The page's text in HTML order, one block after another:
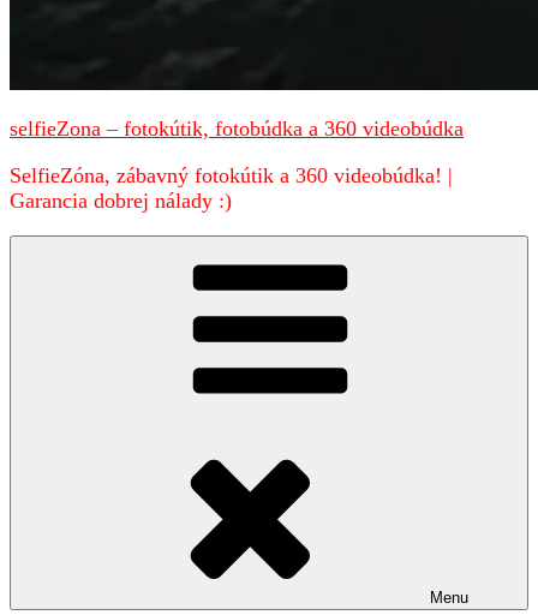
selfieZona – fotokútik, fotobúdka a 360 videobúdka
SelfieZóna, zábavný fotokútik a 360 videobúdka! |
Garancia dobrej nálady :)
Menu